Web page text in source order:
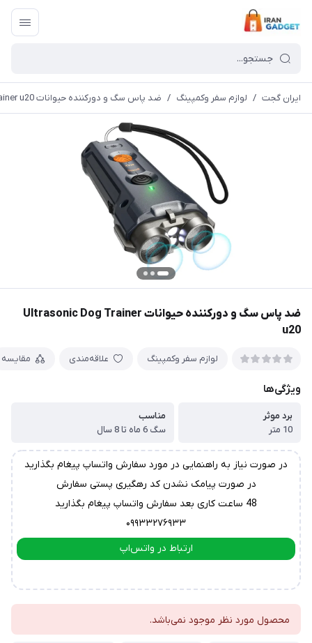
ایران گجت / لوازم سفر وکمپینگ / ضد پاس سگ و دورکننده حیوانات Ultrasonic Dog Trainer u20
ضد پاس سگ و دورکننده حیوانات Ultrasonic Dog Trainer
u20
لوازم سفر وکمپینگ علاقه‌مندی مقایسه
ویژگی‌ها
برد موثر
10 متر
مناسب
سگ 6 ماه تا 8 سال
در صورت نیاز به راهنمایی در مورد سفارش واتساپ پیغام بگذارید
در صورت پیامک نشدن کد رهگیری پستی سفارش
48 ساعت کاری بعد سفارش واتساپ پیغام بگذارید
۰۹۹۳۳۲۷۶۹۳۳
ارتباط در واتس‌اپ
محصول مورد نظر موجود نمی‌باشد.